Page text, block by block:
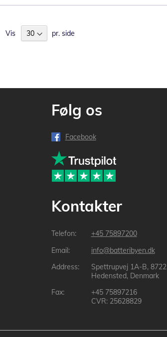
Vis pr. side
Følg os
Facebook
Kontakter
+45 75897200
info@batteribyen.dk
Spettrupvej 1A-B, 8722
Hedensted, Denmark
+45 75897216
CVR: 25628829